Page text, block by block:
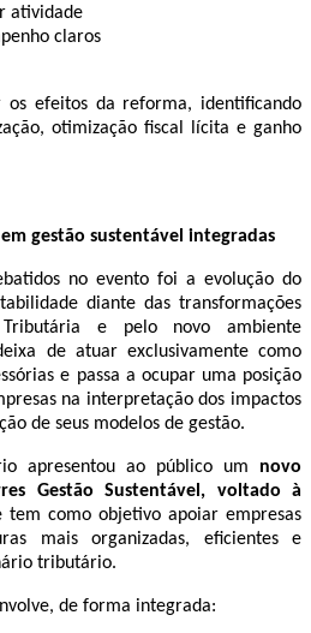
atividade
claros
efeitos da reforma, identificando
otimização fiscal lícita e ganho
gestão sustentável integradas
no evento foi a evolução do
diante das transformações
e pelo novo ambiente
de atuar exclusivamente como
e passa a ocupar uma posição
na interpretação dos impactos
de seus modelos de gestão.
apresentou ao público um novo
Gestão Sustentável, voltado à
tem como objetivo apoiar empresas
mais organizadas, eficientes e
tributário.
de forma integrada: